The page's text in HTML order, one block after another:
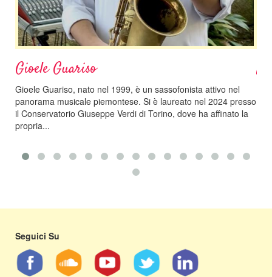
Gioele Guariso
Gioele Guariso, nato nel 1999, è un sassofonista attivo nel
panorama musicale piemontese. Si è laureato nel 2024 presso
il Conservatorio Giuseppe Verdi di Torino, dove ha affinato la
propria...
Seguici Su